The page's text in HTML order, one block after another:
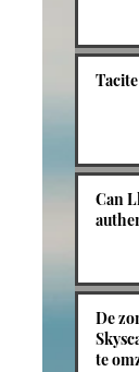
Can
De
te